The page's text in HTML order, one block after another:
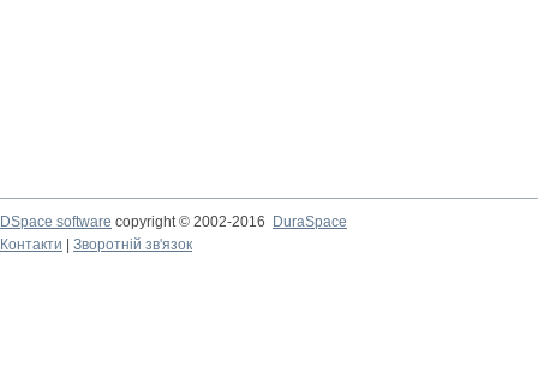
DSpace software copyright © 2002-2016
DuraSpace
Контакти
Зворотній зв'язок